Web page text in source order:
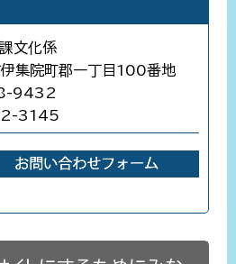
文化係
集院町郡一丁目100番地
9432
3145